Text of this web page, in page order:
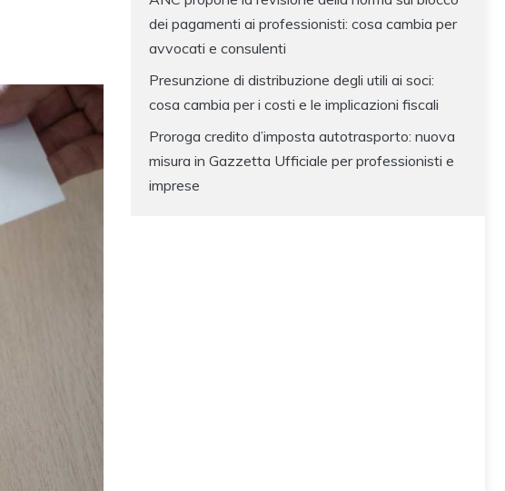
dei pagamenti ai professionisti: cosa cambia per
avvocati e consulenti
Presunzione di distribuzione degli utili ai soci:
cosa cambia per i costi e le implicazioni fiscali
Proroga credito d’imposta autotrasporto: nuova
misura in Gazzetta Ufficiale per professionisti e
imprese